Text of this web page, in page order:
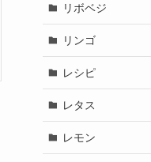
リボベジ
リンゴ
レシピ
レタス
レモン